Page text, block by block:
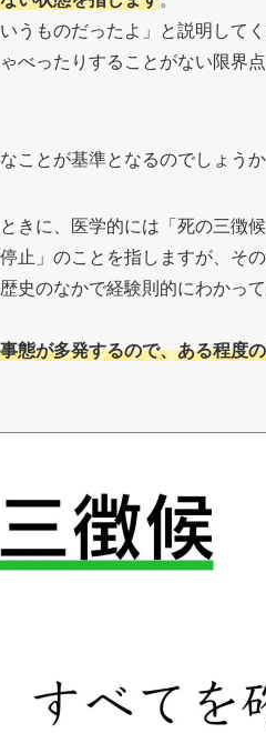
ものだったよ」と説明して
べったりすることがない限界
ことが基準となるのでしょうか
きに、医学的には「死の三徴
止」のことを指しますが、そ
史のなかで経験則的にわかっ
態が多発するので、ある程度